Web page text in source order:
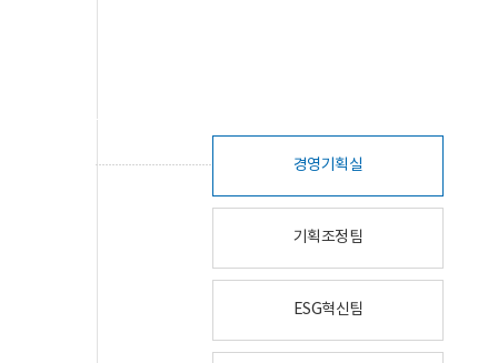
경영기획실
기획조정팀
ESG혁신팀